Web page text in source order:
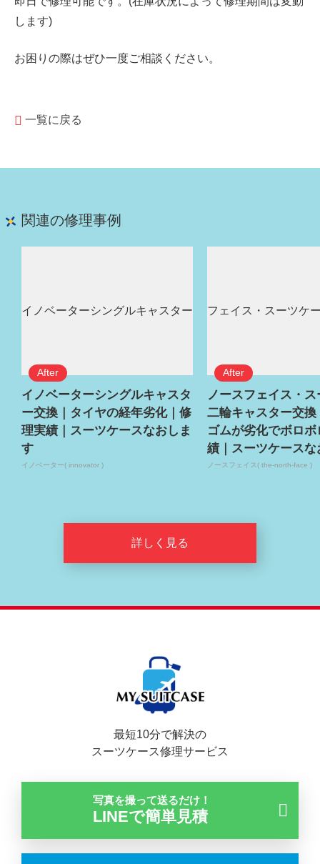
します)
お困りの際はぜひ一度ご相談ください。
一覧に戻る
関連の修理事例
イノベーターシングルキャスタ
ー交換｜タイヤの経年劣化｜修
理実績｜スーツケースなおしま
す
イノベーター( innovator )
ノースフェイス・
二輪キャスター交換
ゴムが劣化でボロ
績｜スーツケースな
ノースフェイス( the-north-face )
詳しく見る
最短10分で解決の
スーツケース修理サービス
写真を撮って送るだけ！
LINEで簡単見積